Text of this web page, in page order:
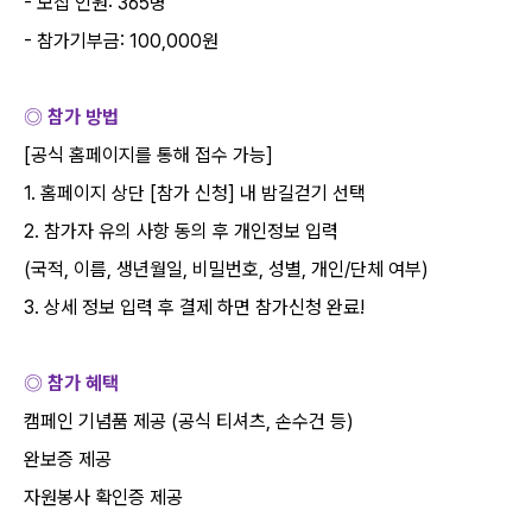
- 참가기부금: 100,000원
◎ 참가 방법
[공식 홈페이지를 통해 접수 가능]
1. 홈페이지 상단 [참가 신청] 내 밤길걷기 선택
2. 참가자 유의 사항 동의 후 개인정보 입력
(국적, 이름, 생년월일, 비밀번호, 성별, 개인/단체 여부)
3. 상세 정보 입력 후 결제 하면 참가신청 완료!
◎ 참가 혜택
캠페인 기념품 제공 (공식 티셔츠, 손수건 등)
완보증 제공
자원봉사 확인증 제공